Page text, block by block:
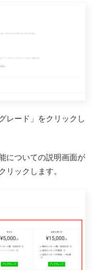
レード」をクリックし
についての説明画面が
リックします。